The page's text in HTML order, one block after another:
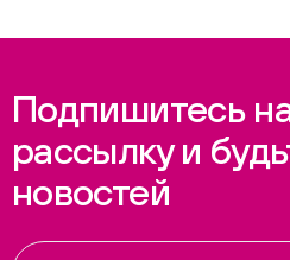
Подпишитесь
рассылку и
новостей